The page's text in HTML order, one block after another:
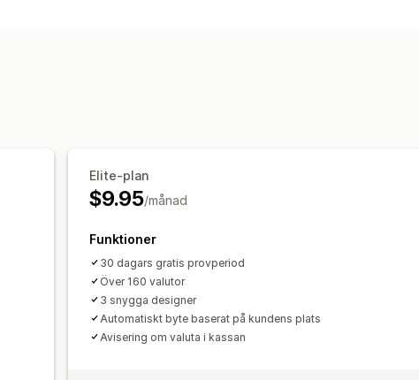
Elite-plan
$9.95/månad
Funktioner
30 dagars gratis provperiod
Över 160 valutor
3 snygga designer
Automatiskt byte baserat på kundens plats
Avisering om valuta i kassan